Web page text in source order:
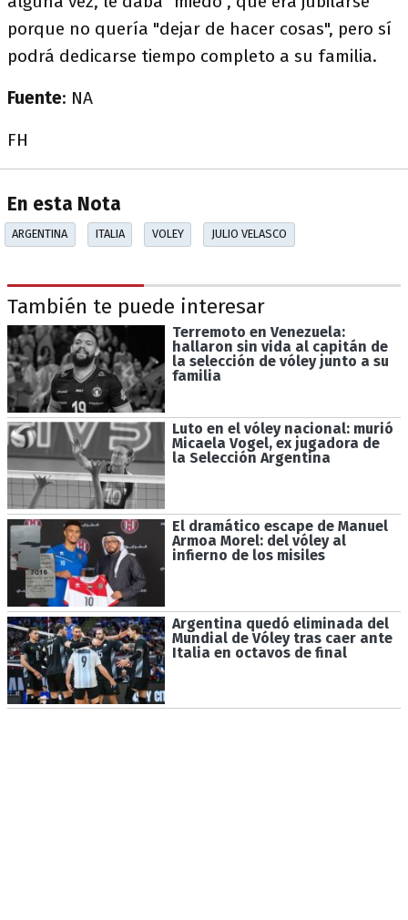
porque no quería "dejar de hacer cosas", pero sí
podrá dedicarse tiempo completo a su familia.
Fuente: NA
FH
En esta Nota
ARGENTINA ITALIA VOLEY JULIO VELASCO
También te puede interesar
Terremoto en Venezuela:
hallaron sin vida al capitán de
la selección de vóley junto a su
familia
Luto en el vóley nacional: murió
Micaela Vogel, ex jugadora de
la Selección Argentina
El dramático escape de Manuel
Armoa Morel: del vóley al
infierno de los misiles
Argentina quedó eliminada del
Mundial de Vóley tras caer ante
Italia en octavos de final